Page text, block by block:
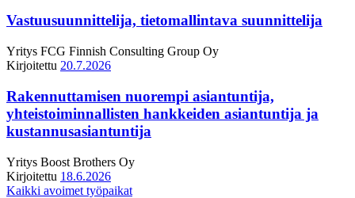
Vastuusuunnittelija, tietomallintava suunnittelija
Yritys FCG Finnish Consulting Group Oy
Kirjoitettu 20.7.2026
Rakennuttamisen nuorempi asiantuntija,
yhteistoiminnallisten hankkeiden asiantuntija ja
kustannusasiantuntija
Yritys Boost Brothers Oy
Kirjoitettu 18.6.2026
Kaikki avoimet työpaikat